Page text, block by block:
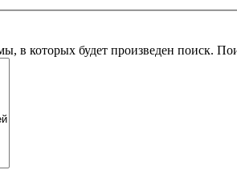
в которых будет произведен поиск.